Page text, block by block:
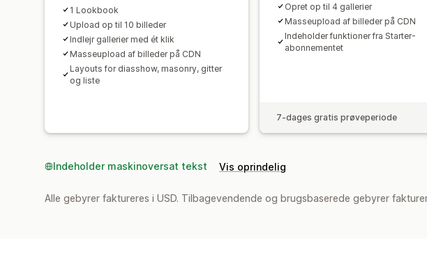
1 Lookbook
Upload op til 10 billeder
Indlejr gallerier med ét klik
Masseupload af billeder på CDN
Layouts for diasshow, masonry, gitter
og liste
Opret op til 4 gallerier
Masseupload af billeder på CDN
Indeholder funktioner fra Starter-
abonnementet
7-dages gratis prøveperiode
Indeholder maskinoversat tekst Vis oprindelig
Alle gebyrer faktureres i USD. Tilbagevendende og brugsbaserede gebyrer